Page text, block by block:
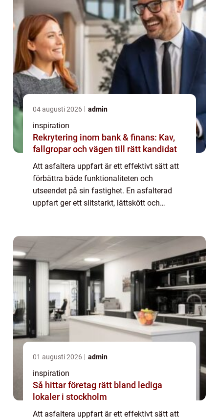
04 augusti 2026 admin
inspiration
Rekrytering inom bank & finans: Kav,
fallgropar och vägen till rätt kandidat
Att asfaltera uppfart är ett effektivt sätt att
förbättra både funktionaliteten och
utseendet på sin fastighet. En asfalterad
uppfart ger ett slitstarkt, lättskött och
01 augusti 2026 admin
inspiration
Så hittar företag rätt bland lediga
lokaler i stockholm
Att asfaltera uppfart är ett effektivt sätt att